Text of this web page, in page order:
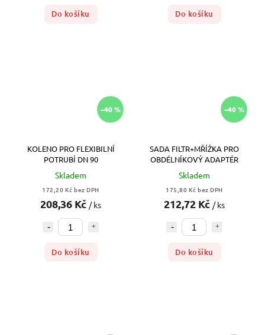
Do košíku Do košíku
–40 %
KOLENO PRO FLEXIBILNÍ
POTRUBÍ DN 90
Skladem
172,20 Kč bez DPH
208,36 Kč / ks
Do košíku
–40 %
SADA FILTR+MŘÍŽKA PRO
OBDÉLNÍKOVÝ ADAPTÉR
Skladem
175,80 Kč bez DPH
212,72 Kč / ks
Do košíku